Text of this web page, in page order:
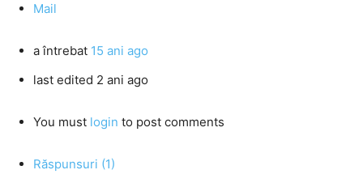
Mail
a întrebat 15 ani ago
last edited 2 ani ago
You must login to post comments
Răspunsuri (1)